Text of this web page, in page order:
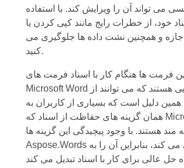
می تواند آن را ویرایش کند. با استفاده
خود، از خطرات رایج مانند کپی کردن یا
اجازه و همچنین نشت داده ها جلوگیری می
کنید.
فرمت ها هنگام کار با اسناد فرمت های
Microsoft Word یا فرمت هایی هستند که می توانند از Word
دلیل است که بسیاری از کاربران به
همان گزینه های حفاظت از اسناد که Microsoft Word ارائه
هستند. با وجود پیچیدگی این گزینه ها،
Aspose.Words از اکثر آنها پشتیبانی می کند، بنابراین آن را به